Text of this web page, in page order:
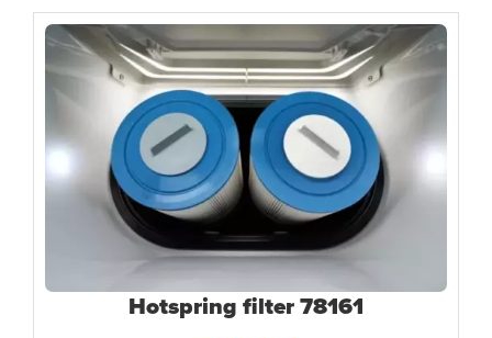
Hotspring filter 78161